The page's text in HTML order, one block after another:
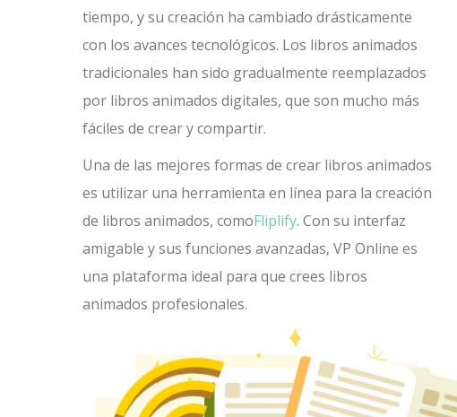
tiempo, y su creación ha cambiado drásticamente
con los avances tecnológicos. Los libros animados
tradicionales han sido gradualmente reemplazados
por libros animados digitales, que son mucho más
fáciles de crear y compartir.
Una de las mejores formas de crear libros animados
es utilizar una herramienta en línea para la creación
de libros animados, comoFliplify. Con su interfaz
amigable y sus funciones avanzadas, VP Online es
una plataforma ideal para que crees libros
animados profesionales.